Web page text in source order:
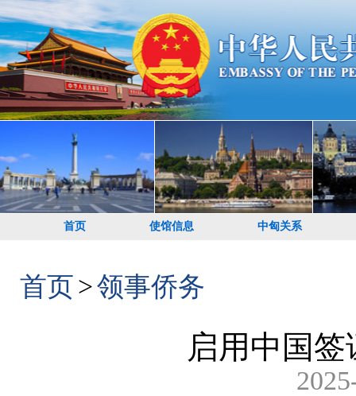
首页 使馆信息 中匈关系
首页>领事侨务
启用中国